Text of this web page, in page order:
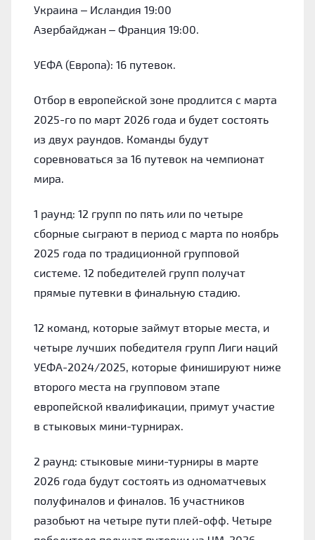
Украина – Исландия 19:00
Азербайджан – Франция 19:00.
УЕФА (Европа): 16 путевок.
Отбор в европейской зоне продлится с марта
2025-го по март 2026 года и будет состоять
из двух раундов. Команды будут
соревноваться за 16 путевок на чемпионат
мира.
1 раунд: 12 групп по пять или по четыре
сборные сыграют в период с марта по ноябрь
2025 года по традиционной групповой
системе. 12 победителей групп получат
прямые путевки в финальную стадию.
12 команд, которые займут вторые места, и
четыре лучших победителя групп Лиги наций
УЕФА-2024/2025, которые финишируют ниже
второго места на групповом этапе
европейской квалификации, примут участие
в стыковых мини-турнирах.
2 раунд: стыковые мини-турниры в марте
2026 года будут состоять из одноматчевых
полуфиналов и финалов. 16 участников
разобьют на четыре пути плей-офф. Четыре